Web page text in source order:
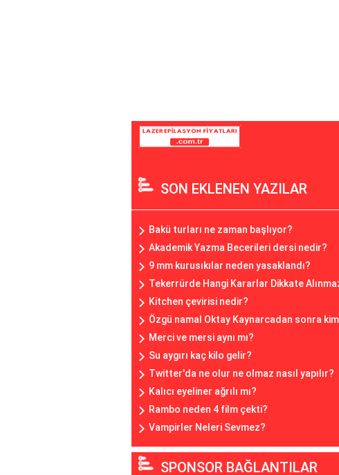
SON EKLENEN YAZILAR
Bakü turları ne zaman başlıyor?
Akademik Yazma Becerileri dersi nedir?
9 mm kurusıkılar neden yasaklandı?
Tekerrürde Hangi Kararlar Dikkate
Kitchen çevirisi nedir?
Özgü namal Oktay Kaynarcadan sonra
Merci ve mersi aynı mı?
Su aygırı kaç kilo gelir?
Twitter'da ne olur ne olmaz nasıl yapılır?
Kalıcı eyeliner ağrılı mı?
Rambo neden 4 film çekti?
Vampirler Neleri Sevmez?
SPONSOR BAĞLANTILAR